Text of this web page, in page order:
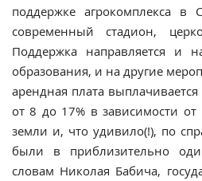
поддержке агрокомплекса в
современный стадион,
Поддержка направляется и
образования, и на другие
арендная плата
от 8 до 17% в зависимости от
земли и, что удивило(!), по
были в приблизительно
словам Николая Бабича,